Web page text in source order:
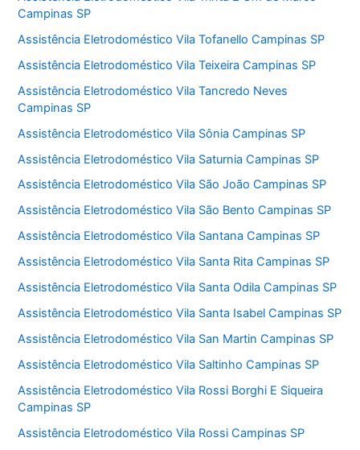
Campinas SP
Assistência Eletrodoméstico Vila Tofanello Campinas SP
Assistência Eletrodoméstico Vila Teixeira Campinas SP
Assistência Eletrodoméstico Vila Tancredo Neves
Campinas SP
Assistência Eletrodoméstico Vila Sônia Campinas SP
Assistência Eletrodoméstico Vila Saturnia Campinas SP
Assistência Eletrodoméstico Vila São João Campinas SP
Assistência Eletrodoméstico Vila São Bento Campinas SP
Assistência Eletrodoméstico Vila Santana Campinas SP
Assistência Eletrodoméstico Vila Santa Rita Campinas SP
Assistência Eletrodoméstico Vila Santa Odila Campinas SP
Assistência Eletrodoméstico Vila Santa Isabel Campinas SP
Assistência Eletrodoméstico Vila San Martin Campinas SP
Assistência Eletrodoméstico Vila Saltinho Campinas SP
Assistência Eletrodoméstico Vila Rossi Borghi E Siqueira
Campinas SP
Assistência Eletrodoméstico Vila Rossi Campinas SP